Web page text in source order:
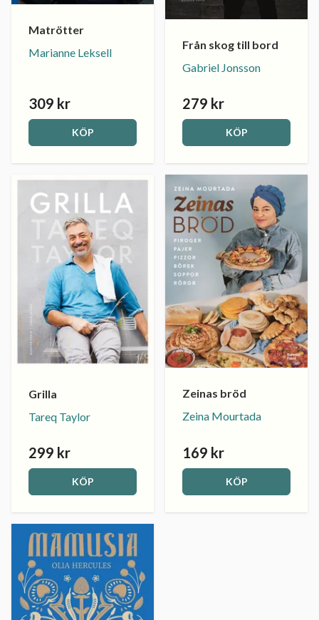
Matrötter
Marianne Leksell
309 kr
KÖP
Från skog till bord
Gabriel Jonsson
279 kr
KÖP
Grilla
Tareq Taylor
299 kr
KÖP
Zeinas bröd
Zeina Mourtada
169 kr
KÖP